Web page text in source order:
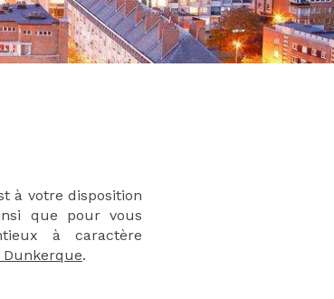
à votre disposition
que pour vous
à caractère
.